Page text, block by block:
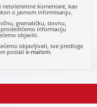
komentare, kao
o javnom informisanju.
gramatičku, slovnu,
informaciju
objaviti.
objavljivati, sve predloge
poslatie-mailom.